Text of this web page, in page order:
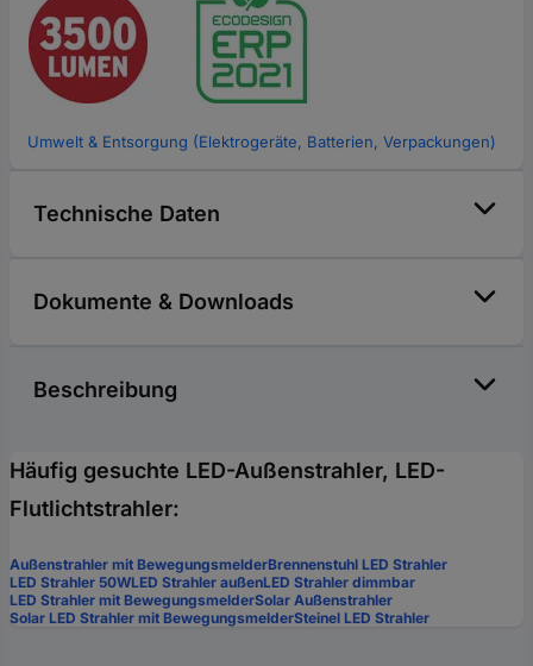
Umwelt & Entsorgung (Elektrogeräte, Batterien, Verpackungen)
Technische Daten
Dokumente & Downloads
Beschreibung
Häufig gesuchte LED-Außenstrahler, LED-
Flutlichtstrahler:
Außenstrahler mit BewegungsmelderBrennenstuhl LED Strahler
LED Strahler 50WLED Strahler außenLED Strahler dimmbar
LED Strahler mit BewegungsmelderSolar Außenstrahler
Solar LED Strahler mit BewegungsmelderSteinel LED Strahler